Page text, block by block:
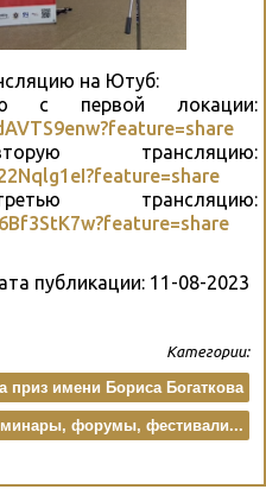
на Ютуб:
с первой локации:
трансляцию:
трансляцию:
публикации: 11-08-2023
Категории:
приз имени Бориса Богаткова
форумы, фестивали...